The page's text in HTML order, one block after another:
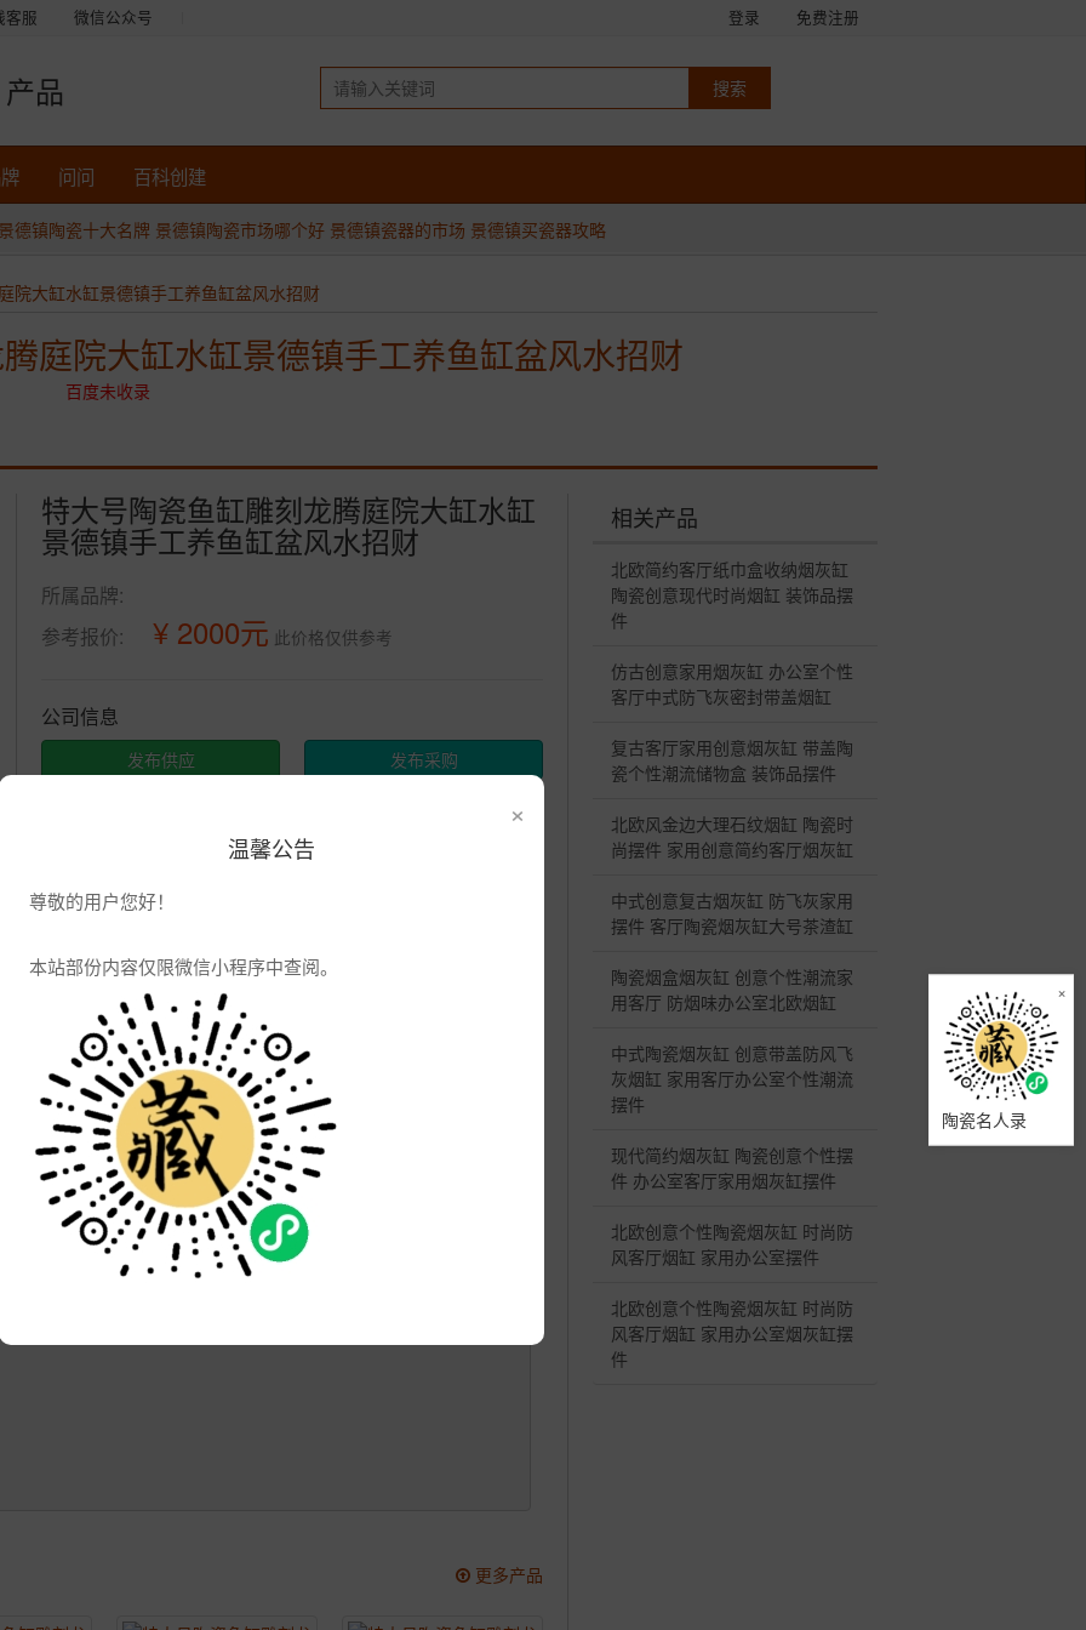
×
温馨公告
尊敬的用户您好！
本站部份内容仅限微信小程序中查阅。
客服 微信公众号 登录 免费注册
产品
问问 百科创建
德镇陶瓷十大名牌 景德镇陶瓷市场哪个好 景德镇瓷器的市场 景德镇买瓷器攻略
×
陶瓷名人录
院大缸水缸景德镇手工养鱼缸盆风水招财
庭院大缸水缸景德镇手工养鱼缸盆风水招财
百度未收录
特大号陶瓷鱼缸雕刻龙腾庭院大缸水缸
景德镇手工养鱼缸盆风水招财
所属品牌:
参考报价:
¥ 2000元 此价格仅供参考
公司信息
发布供应 发布采购
品牌:
次数:
4076
更新:
2021-04-07 16:06:45
更多产品
相关产品
北欧简约客厅纸巾盒收纳烟灰缸
陶瓷创意现代时尚烟缸 装饰品摆
件
仿古创意家用烟灰缸 办公室个性
客厅中式防飞灰密封带盖烟缸
复古客厅家用创意烟灰缸 带盖陶
瓷个性潮流储物盒 装饰品摆件
北欧风金边大理石纹烟缸 陶瓷时
尚摆件 家用创意简约客厅烟灰缸
中式创意复古烟灰缸 防飞灰家用
摆件 客厅陶瓷烟灰缸大号茶渣缸
陶瓷烟盒烟灰缸 创意个性潮流家
用客厅 防烟味办公室北欧烟缸
中式陶瓷烟灰缸 创意带盖防风飞
灰烟缸 家用客厅办公室个性潮流
摆件
现代简约烟灰缸 陶瓷创意个性摆
件 办公室客厅家用烟灰缸摆件
北欧创意个性陶瓷烟灰缸 时尚防
风客厅烟缸 家用办公室摆件
北欧创意个性陶瓷烟灰缸 时尚防
风客厅烟缸 家用办公室烟灰缸摆
件